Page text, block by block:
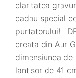
claritatea
cadou special
purtatorului!
creata din Aur
dimensiunea de
lantisor de 41